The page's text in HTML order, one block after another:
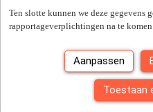
Ten slotte kunnen we deze gegevens
rapportageverplichtingen na te
Aanpassen
Toestaan
Je hebt0van0jobs